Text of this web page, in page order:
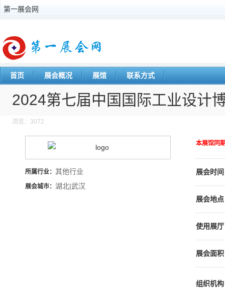
第一展会网
首页 展会概况 展馆 联系方式
2024第七届中国国际工业设计
浏览：3072
本展馆同
展会时
展会地
使用展
展会面
组织机构
所属行业： 其他行业
展会城市： 湖北|武汉